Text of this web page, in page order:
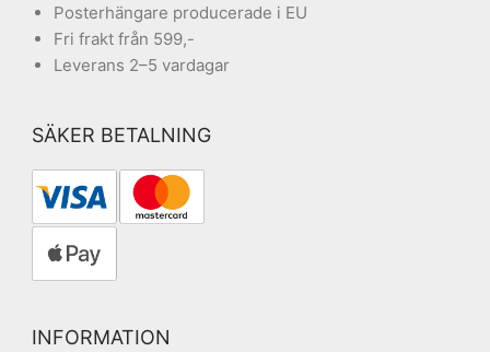
Posterhängare producerade i EU
Fri frakt från 599,-
Leverans 2–5 vardagar
SÄKER BETALNING
INFORMATION